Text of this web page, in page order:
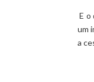
E o
um
a